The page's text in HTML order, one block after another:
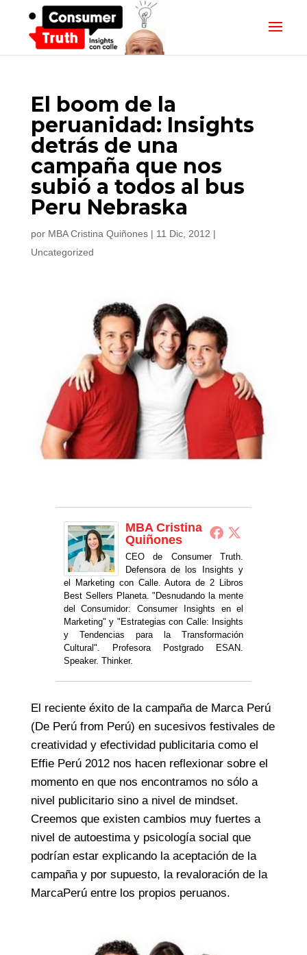
El boom de la
peruanidad: Insights
detrás de una
campaña que nos
subió a todos al bus
Peru Nebraska
por MBA Cristina Quiñones| 11 Dic, 2012 |
Uncategorized
MBA Cristina
Quiñones
CEO de Consumer Truth.
Defensora de los Insights y
el Marketing con Calle. Autora de 2 Libros
Best Sellers Planeta. "Desnudando la mente
del Consumidor: Consumer Insights en el
Marketing" y "Estrategias con Calle: Insights
y Tendencias para la Transformación
Cultural". Profesora Postgrado ESAN.
Speaker. Thinker.
El reciente éxito de la campaña de Marca Perú
(De Perú from Perú) en sucesivos festivales de
creatividad y efectividad publicitaria como el
Effie Perú 2012 nos hacen reflexionar sobre el
momento en que nos encontramos no sólo a
nivel publicitario sino a nivel de mindset.
Creemos que existen cambios muy fuertes a
nivel de autoestima y psicología social que
podrían estar explicando la aceptación de la
campaña y por supuesto, la revaloración de la
MarcaPerú entre los propios peruanos.